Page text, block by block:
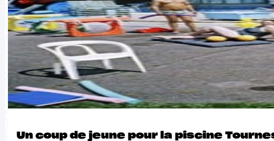
Un coup de jeune pour la piscine